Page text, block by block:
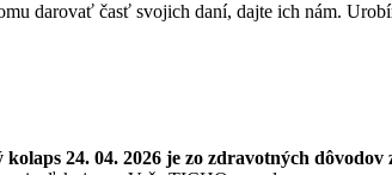
24. 04. 2026 je zo zdravotných dôvodov
darovať časť svojich daní, dajte ich nám.